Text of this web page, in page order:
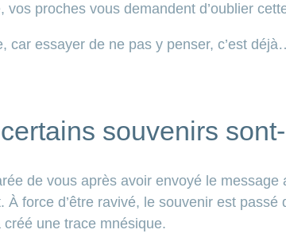
vos proches vous demandent d’oublier
car essayer de ne pas y penser, c’est
souvenirs
de vous après avoir envoyé le
À force d’être ravivé, le souvenir est
une trace mnésique.